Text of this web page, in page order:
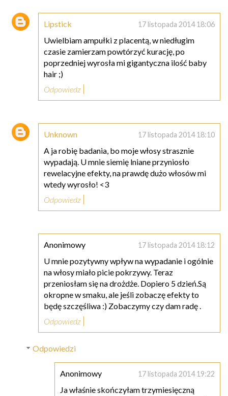
Lipstick 17 listopada 2014 18:06
Uwielbiam ampułki z placentą, w niedługim
czasie zamierzam powtórzyć kurację, po
poprzedniej wyrosła mi gigantyczna ilość baby
hair ;)
Odpowiedz
Unknown 17 listopada 2014 18:10
A ja robię badania, bo moje włosy strasznie
wypadają. U mnie siemię lniane przyniosło
rewelacyjne efekty, na prawdę dużo włosów mi
wtedy wyrosło! <3
Odpowiedz
Anonimowy 17 listopada 2014 18:12
U mnie pozytywny wpływ na wypadanie i ogólnie
na włosy miało picie pokrzywy. Teraz
przeniosłam się na drożdże. Dopiero 5 dzień.Są
okropne w smaku, ale jeśli zobaczę efekty to
będę szczęśliwa :) Zobaczymy czy dam radę .
Odpowiedz
Odpowiedzi
Anonimowy 17 listopada 2014 19:22
Ja właśnie skończyłam trzymiesięczną